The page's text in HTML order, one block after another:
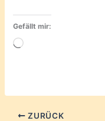
Gefällt mir:
Wird
ZURÜCK